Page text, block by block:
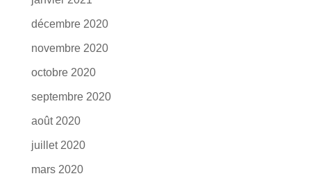
décembre 2020
novembre 2020
octobre 2020
septembre 2020
août 2020
juillet 2020
mars 2020